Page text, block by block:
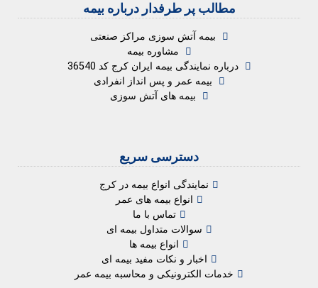
مطالب پر طرفدار درباره بیمه
بیمه آتش سوزی مراکز صنعتی
مشاوره بیمه
درباره نمایندگی بیمه ایران کرج کد 36540
بیمه عمر و پس انداز انفرادی
بیمه های آتش سوزی
دسترسی سریع
نمایندگی انواع بیمه در کرج
انواع بیمه های عمر
تماس با ما
سوالات متداول بیمه ای
انواع بیمه ها
اخبار و نکات مفید بیمه ای
خدمات الکترونیکی و محاسبه بیمه عمر